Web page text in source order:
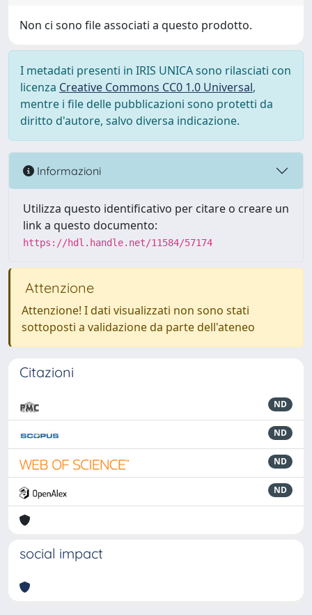
Non ci sono file associati a questo prodotto.
I metadati presenti in IRIS UNICA sono rilasciati con
licenza Creative Commons CC0 1.0 Universal,
mentre i file delle pubblicazioni sono protetti da
diritto d'autore, salvo diversa indicazione.
Informazioni
Utilizza questo identificativo per citare o creare un
link a questo documento:
https://hdl.handle.net/11584/57174
Attenzione
Attenzione! I dati visualizzati non sono stati
sottoposti a validazione da parte dell'ateneo
Citazioni
ND
ND
ND
ND
social impact